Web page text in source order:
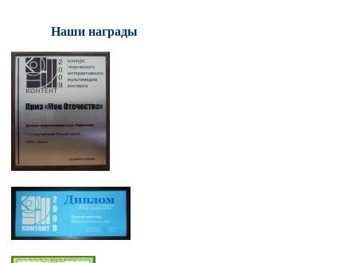
Наши награды